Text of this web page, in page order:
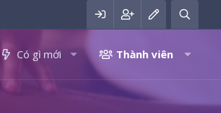
Có gì mới Thành viên